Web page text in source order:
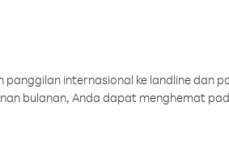
internasional ke landline dan
bulanan, Anda dapat menghemat